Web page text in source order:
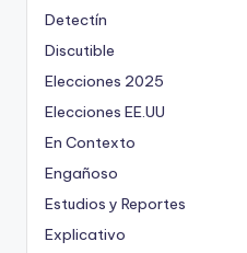
Detectín
Discutible
Elecciones 2025
Elecciones EE.UU
En Contexto
Engañoso
Estudios y Reportes
Explicativo